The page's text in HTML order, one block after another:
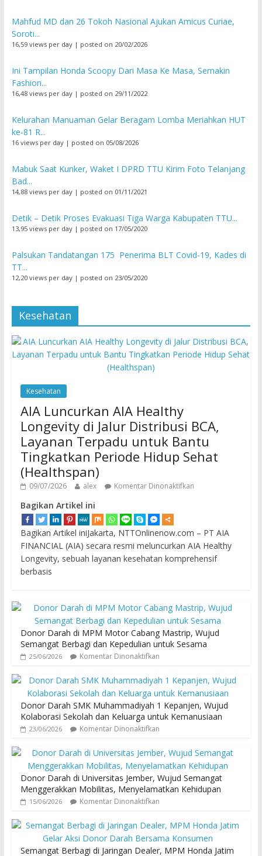
Mahfud MD dan 26 Tokoh Nasional Ajukan Amicus Curiae,
Soroti...
16,59 views per day| posted on 20/02/2026
Ini Tampilan Honda Scoopy Dari Masa Ke Masa, Semakin
Fashion...
16,48 views per day| posted on 29/11/2022
Kelurahan Manuaman Gelar Beragam Lomba Meriahkan HUT
ke-81 R...
16 views per day| posted on 05/08/2026
Mabuk Saat Kunker, Waket I DPRD TTU Kirim Foto Telanjang
Bad...
14,88 views per day| posted on 01/11/2021
Detik – Detik Proses Evakuasi Tiga Warga Kabupaten TTU...
13,95 views per day| posted on 17/05/2020
Palsukan Tandatangan 175 Penerima BLT Covid-19, Kades di
TT...
12,20 views per day| posted on 23/05/2020
Kesehatan
Kesehatan
AIA Luncurkan AIA Healthy
Longevity di Jalur Distribusi BCA,
Layanan Terpadu untuk Bantu
Tingkatkan Periode Hidup Sehat
(Healthspan)
09/07/2026 alex Komentar Dinonaktifkan
Bagikan Artikel ini
Bagikan Artikel iniJakarta, NTTOnlinenow.com – PT AIA
FINANCIAL (AIA) secara resmi meluncurkan AIA Healthy
Longevity, sebuah layanan kesehatan komprehensif
berbasis
Donor Darah di MPM Motor Cabang Mastrip, Wujud
Semangat Berbagi dan Kepedulian untuk Sesama
25/06/2026 Komentar Dinonaktifkan
Donor Darah SMK Muhammadiyah 1 Kepanjen, Wujud
Kolaborasi Sekolah dan Keluarga untuk Kemanusiaan
23/06/2026 Komentar Dinonaktifkan
Donor Darah di Universitas Jember, Wujud Semangat
Menggerakkan Mobilitas, Menyelamatkan Kehidupan
15/06/2026 Komentar Dinonaktifkan
Semangat Berbagi di Jaringan Dealer, MPM Honda Jatim